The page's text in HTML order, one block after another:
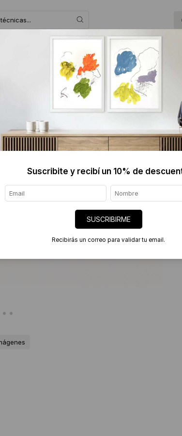
BLOG QUIENES SOMOS
Suscribite y recibí un 10% de
SUSCRIBIRME
Recibirás un correo para validar tu email.